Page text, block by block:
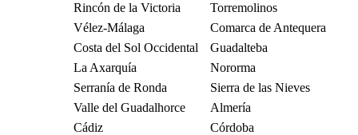
Rincón de la Victoria
Torremolinos
Vélez-Málaga
Comarca de Antequera
Costa del Sol Occidental
Guadalteba
La Axarquía
Nororma
Serranía de Ronda
Sierra de las Nieves
Valle del Guadalhorce
Almería
Cádiz
Córdoba